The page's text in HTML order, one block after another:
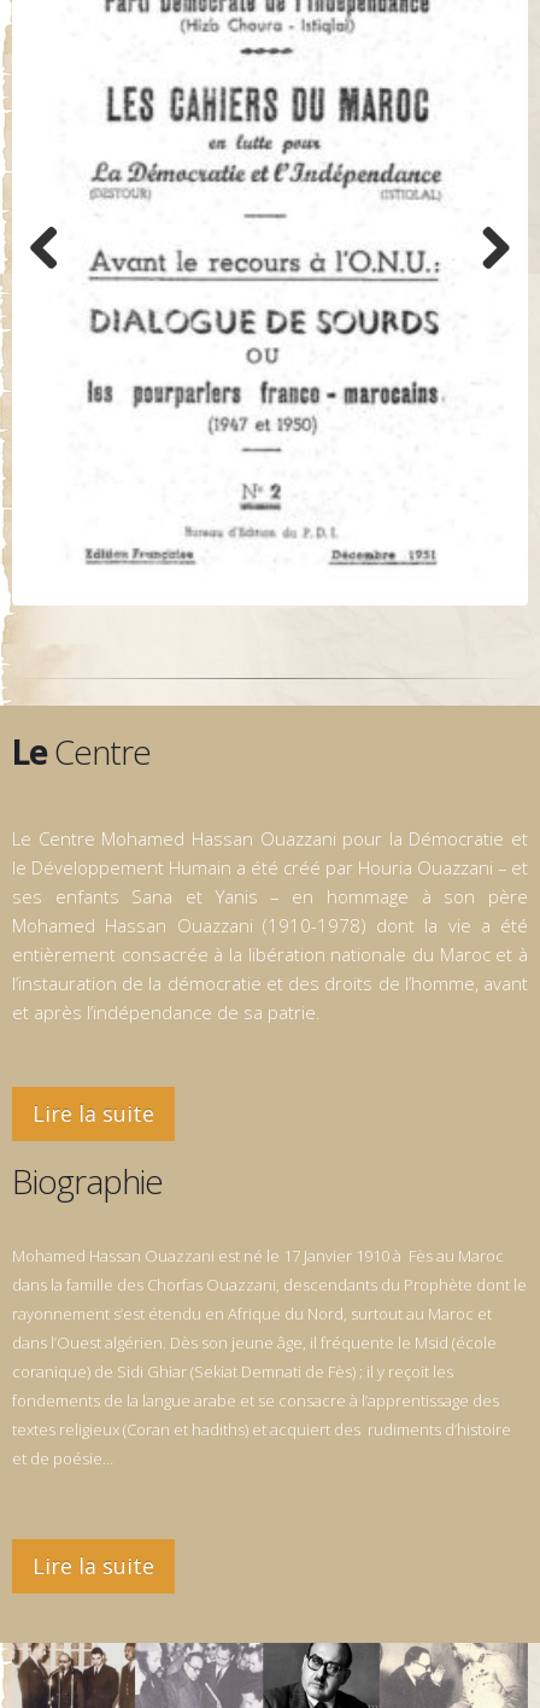
LeCentre
Le Centre Mohamed Hassan Ouazzani pour la Démocratie et
le Développement Humain a été créé par Houria Ouazzani – et
ses enfants Sana et Yanis – en hommage à son père
Mohamed Hassan Ouazzani (1910-1978) dont la vie a été
entièrement consacrée à la libération nationale du Maroc et à
l’instauration de la démocratie et des droits de l’homme, avant
et après l’indépendance de sa patrie.
Lire la suite
Biographie
Mohamed Hassan Ouazzani est né le 17 Janvier 1910 à Fès au Maroc
dans la famille des Chorfas Ouazzani, descendants du Prophète dont le
rayonnement s’est étendu en Afrique du Nord, surtout au Maroc et
dans l’Ouest algérien. Dès son jeune âge, il fréquente le Msid (école
coranique) de Sidi Ghiar (Sekiat Demnati de Fès) ; il y reçoit les
fondements de la langue arabe et se consacre à l’apprentissage des
textes religieux (Coran et hadiths) et acquiert des rudiments d’histoire
et de poésie…
Lire la suite